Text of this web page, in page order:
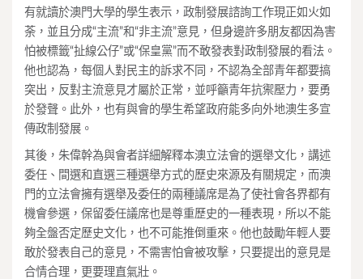
有就讀於澳門大學的學生表示，政制發展諮詢工作現正如火如
荼，並且分成“主流”和“非主流”意見，但身邊許多朋友都因為害
怕被標籤“扯線公仔”或“保皇黨”而不敢發表對政制發展的看法。
他也認為，每個人對民主的訴求不同，不認為全部青年都要搞
突出，反對主流意見才屬於正常，並呼籲青年抗禦壓力，要勇
於發聲。此外，也有與會的學生希望政府能多向外地澳生多宣
傳政制發展。
其後，朱偉幹為與會者詳細解釋本澳立法會的選舉文化，講述
委任、間選和直選三種選舉方式的歷史來源及有關規定，而澳
門的立法會擁有選舉及委任的兩種議席是為了使社會各界都有
機會參選，保留委任議席也是尊重歷史的一種表現，所以不能
夠全盤否定歷史文化，也不可能推倒重來。他也鼓勵年輕人要
敢於發表自己的意見，不需害怕會被攻擊，只要提出的意見是
合情合理，更要理直氣壯。